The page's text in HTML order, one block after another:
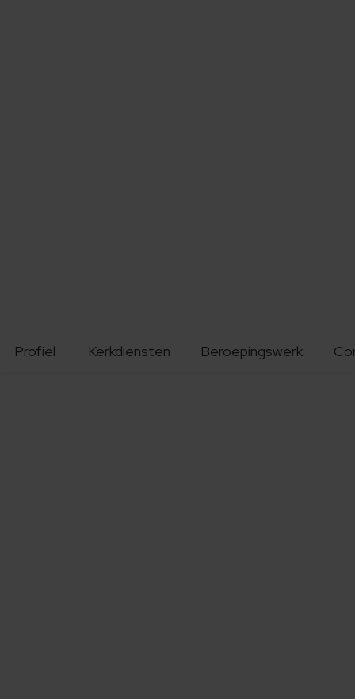
Profiel Kerkdiensten Beroepingswerk